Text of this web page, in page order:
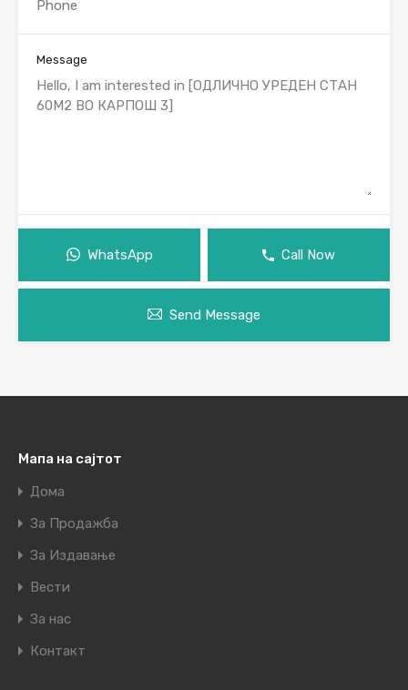
Message
WhatsApp Call Now
Send Message
Мапа на сајтот
Дома
За Продажба
За Издавање
Вести
За нас
Контакт